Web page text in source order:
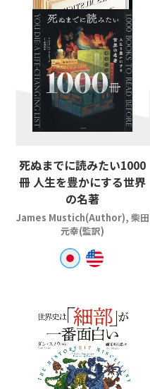
死ぬまでに読みたい1000
冊 人生を豊かにする世界
の名著
James Mustich(Author), 柴田
元幸(監訳)